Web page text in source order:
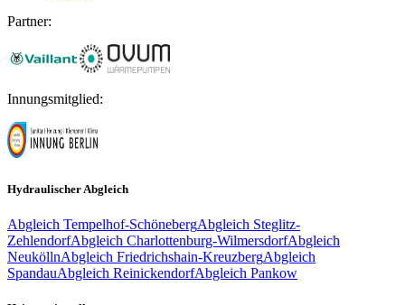
Partner:
Innungsmitglied:
Hydraulischer Abgleich
Abgleich Tempelhof-SchönebergAbgleich Steglitz-
ZehlendorfAbgleich Charlottenburg-WilmersdorfAbgleich
NeuköllnAbgleich Friedrichshain-KreuzbergAbgleich
SpandauAbgleich ReinickendorfAbgleich Pankow